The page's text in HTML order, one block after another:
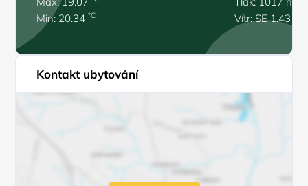
Min: 20.34°C
Vítr: SE 1.43 m/
Kontakt ubytování